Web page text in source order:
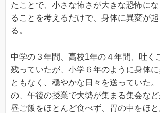
たことで、小さな怖さが大きな恐怖に
ることを考えるだけで、身体に異変が
る。
中学の３年間、高校1年の４年間、吐く
残っていたが、小学６年のように身体
ともなく、穏やかな日々を送っていた
の、午後の授業で大勢が集まる集会など
昼ご飯をほとんど食べず、胃の中をほ